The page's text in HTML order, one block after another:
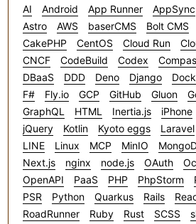
AI Android App Runner AppSync
Astro
AWS baserCMS Bolt CMS
CakePHP
CentOS Cloud Run
CNCF
CodeBuild Codex
DBaaS
DDD Deno Django
F#
Fly.io GCP GitHub Gluon
GraphQL
HTML Inertia.js iPhone
jQuery
Kotlin Kyoto eggs Laravel
LINE
Linux MCP MinIO
Next.js
nginx node.js OAuth
OpenAPI
PaaS PHP PhpStorm
PSR
Python Quarkus Rails
RoadRunner
Ruby Rust SCSS